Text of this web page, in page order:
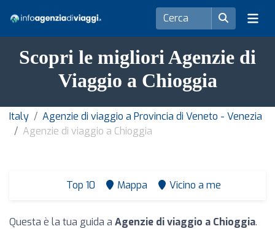
Scopri le migliori Agenzie di
Viaggio a Chioggia
Italy
Agenzie di viaggio a Provincia di Veneto - Venezia
Agenzie di viaggio a Chioggia
Top 10 Mappa Vicino a me
Questa è la tua guida a Agenzie di viaggio a Chioggia.